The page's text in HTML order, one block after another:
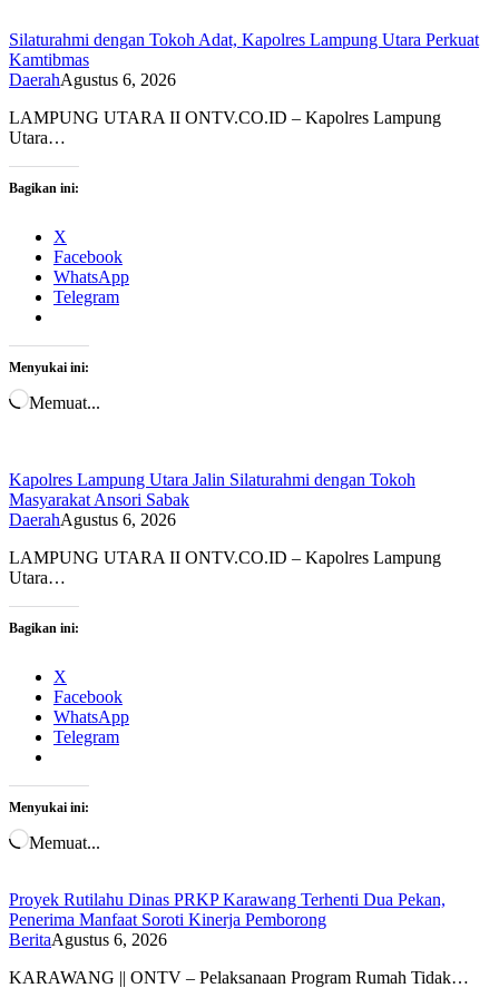
Silaturahmi dengan Tokoh Adat, Kapolres Lampung Utara Perkuat
Kamtibmas
DaerahAgustus 6, 2026
LAMPUNG UTARA II ONTV.CO.ID – Kapolres Lampung
Utara…
Bagikan ini:
X
Facebook
WhatsApp
Telegram
Menyukai ini:
Memuat...
Kapolres Lampung Utara Jalin Silaturahmi dengan Tokoh
Masyarakat Ansori Sabak
DaerahAgustus 6, 2026
LAMPUNG UTARA II ONTV.CO.ID – Kapolres Lampung
Utara…
Bagikan ini:
X
Facebook
WhatsApp
Telegram
Menyukai ini:
Memuat...
Proyek Rutilahu Dinas PRKP Karawang Terhenti Dua Pekan,
Penerima Manfaat Soroti Kinerja Pemborong
BeritaAgustus 6, 2026
KARAWANG || ONTV – Pelaksanaan Program Rumah Tidak…